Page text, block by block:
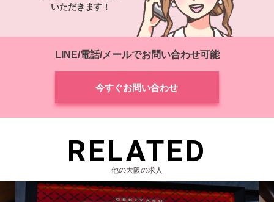
いただきます！
LINE/電話/メールでお問い合わせ可能
今すぐお問い合わせ
RELATED
他の大阪の求人